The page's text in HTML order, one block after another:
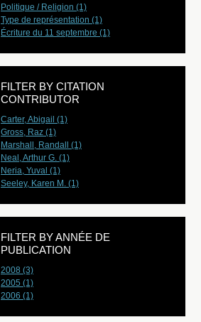
Politique / Religion (1)
Type de représentation (1)
Écriture du 11 septembre (1)
FILTER BY CITATION
CONTRIBUTOR
Carter, Abigail (1)
Gross, Raz (1)
Marshall, Randall (1)
Neal, Arthur G. (1)
Neria, Yuval (1)
Seeley, Karen M. (1)
FILTER BY ANNÉE DE
PUBLICATION
2008 (3)
2005 (1)
2006 (1)